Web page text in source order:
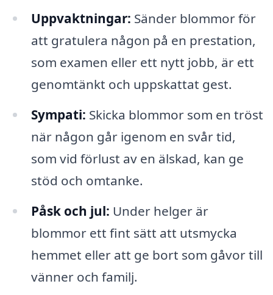
Uppvaktningar: Sänder blommor för
att gratulera någon på en prestation,
som examen eller ett nytt jobb, är ett
genomtänkt och uppskattat gest.
Sympati: Skicka blommor som en tröst
när någon går igenom en svår tid,
som vid förlust av en älskad, kan ge
stöd och omtanke.
Påsk och jul: Under helger är
blommor ett fint sätt att utsmycka
hemmet eller att ge bort som gåvor till
vänner och familj.